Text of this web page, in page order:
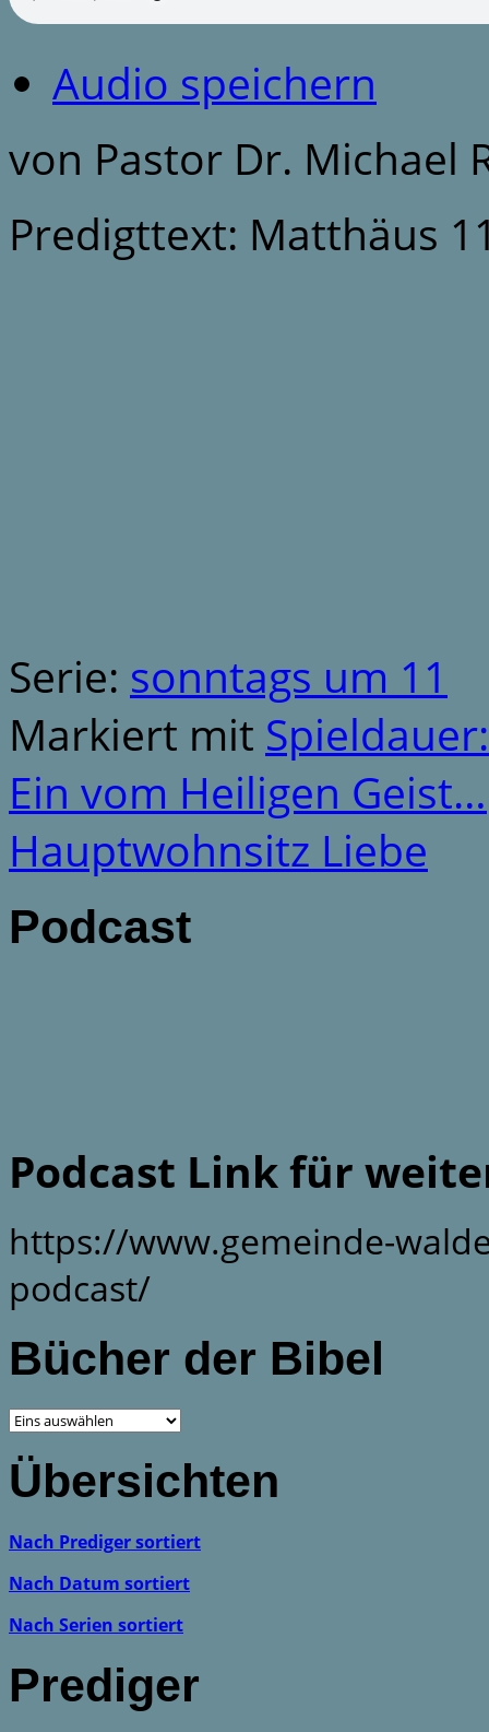
Audio speichern
von Pastor Dr. Michael
Predigttext: Matthäus
Serie: sonntags um 11
Markiert mit
Ein vom Heiligen Geist…
Hauptwohnsitz Liebe
Podcast
Podcast Link für
https://www.gemeinde-
podcast/
Bücher der Bibel
Übersichten
Nach Prediger sortiert
Nach Datum sortiert
Nach Serien sortiert
Prediger